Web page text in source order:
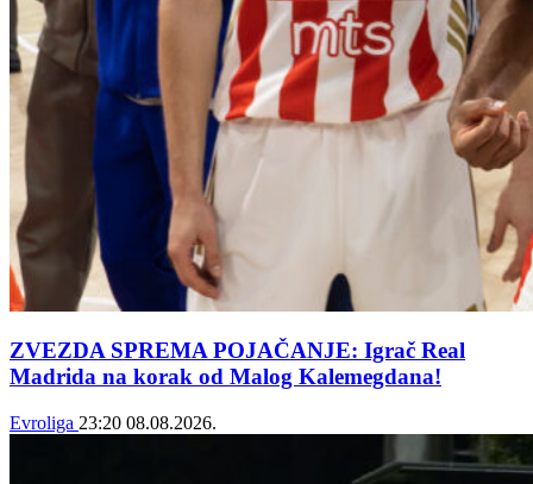
ZVEZDA SPREMA POJAČANJE: Igrač Real
Madrida na korak od Malog Kalemegdana!
Evroliga 23:20 08.08.2026.